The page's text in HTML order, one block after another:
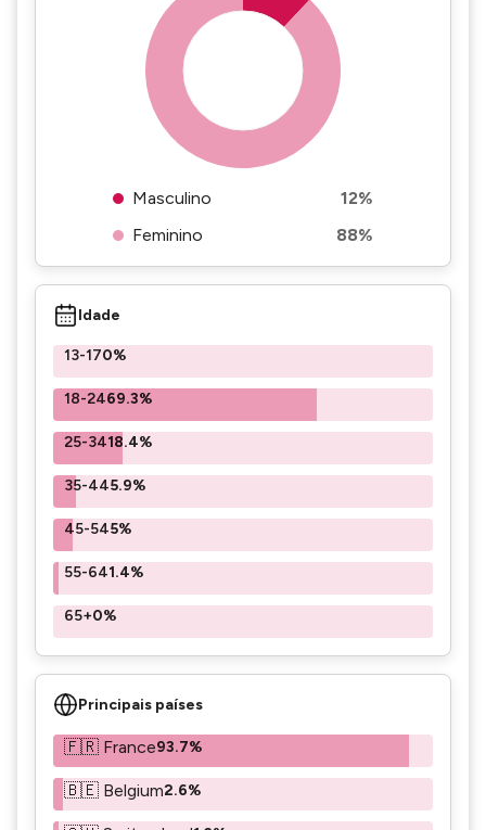
Masculino
12%
Feminino
88%
Idade
13-170%
18-2469.3%
25-3418.4%
35-445.9%
45-545%
55-641.4%
65+0%
Principais países
🇫🇷 France93.7%
🇧🇪 Belgium2.6%